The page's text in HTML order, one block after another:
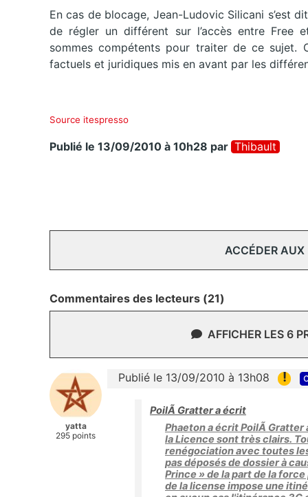
En cas de blocage, Jean-Ludovic Silicani s’est
de régler un différent sur l’accès entre Free
sommes compétents pour traiter de ce sujet.
factuels et juridiques mis en avant par les
Source itespresso
Publié le 13/09/2010 à 10h28 par Thibault
ACCÉDER
Commentaires des lecteurs (21)
AFFICHER LES 6
yatta
295 points
Publié le 13/09/2010 à 13h08 !
PoilÃ Gratter a écrit
Phaeton a écrit PoilÃ Gratter
la Licence sont très clairs.
renégociation avec toutes
pas déposés de dossier à
Prince » de la part de la
de la license impose une